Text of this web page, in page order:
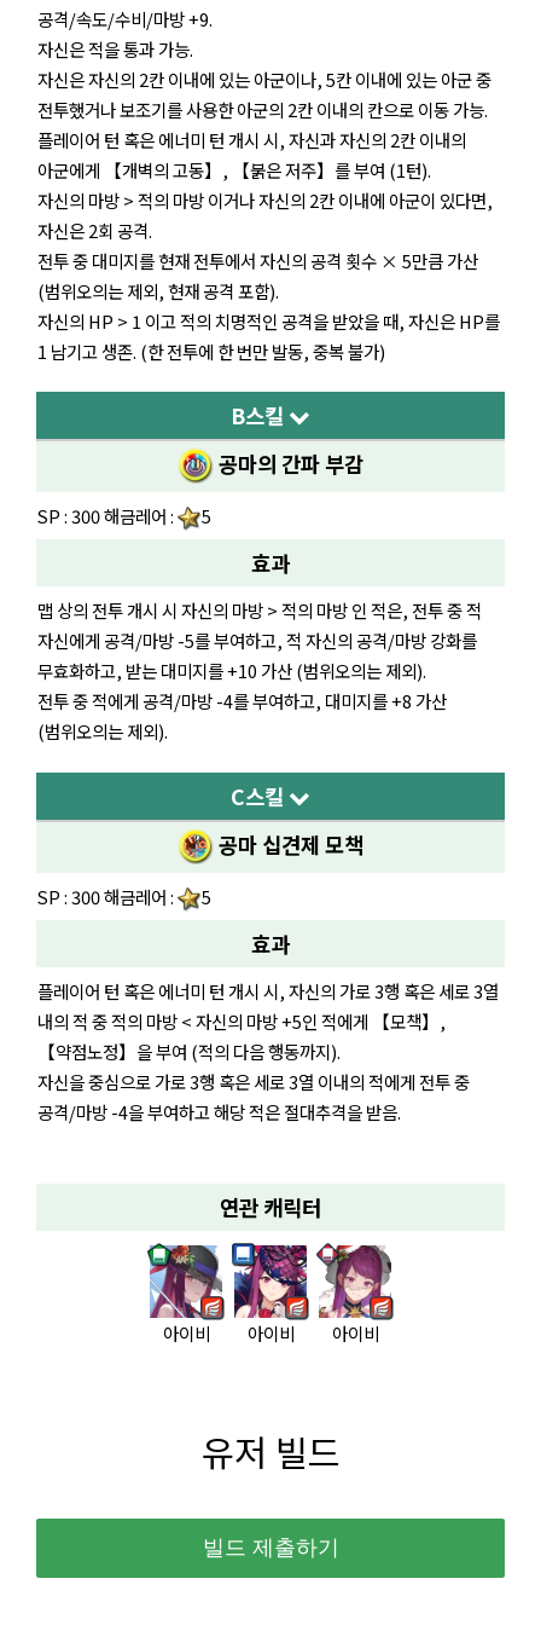
공격/속도/수비/마방 +9.
자신은 적을 통과 가능.
자신은 자신의 2칸 이내에 있는 아군이나, 5칸 이내에 있는 아군 중
전투했거나 보조기를 사용한 아군의 2칸 이내의 칸으로 이동 가능.
플레이어 턴 혹은 에너미 턴 개시 시, 자신과 자신의 2칸 이내의
아군에게 【개벽의 고동】, 【붉은 저주】를 부여 (1턴).
자신의 마방 > 적의 마방 이거나 자신의 2칸 이내에 아군이 있다면,
자신은 2회 공격.
전투 중 대미지를 현재 전투에서 자신의 공격 횟수 × 5만큼 가산
(범위오의는 제외, 현재 공격 포함).
자신의 HP > 1 이고 적의 치명적인 공격을 받았을 때, 자신은 HP를
1 남기고 생존. (한 전투에 한 번만 발동, 중복 불가)
B스킬
공마의 간파 부감
SP : 300 해금레어 : 5
효과
맵 상의 전투 개시 시 자신의 마방 > 적의 마방 인 적은, 전투 중 적
자신에게 공격/마방 -5를 부여하고, 적 자신의 공격/마방 강화를
무효화하고, 받는 대미지를 +10 가산 (범위오의는 제외).
전투 중 적에게 공격/마방 -4를 부여하고, 대미지를 +8 가산
(범위오의는 제외).
C스킬
공마 십견제 모책
SP : 300 해금레어 : 5
효과
플레이어 턴 혹은 에너미 턴 개시 시, 자신의 가로 3행 혹은 세로 3열
내의 적 중 적의 마방 < 자신의 마방 +5인 적에게 【모책】,
【약점노정】을 부여 (적의 다음 행동까지).
자신을 중심으로 가로 3행 혹은 세로 3열 이내의 적에게 전투 중
공격/마방 -4을 부여하고 해당 적은 절대추격을 받음.
연관 캐릭터
아이비 아이비 아이비
유저 빌드